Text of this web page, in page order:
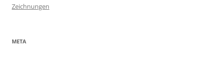
Zeichnungen
META